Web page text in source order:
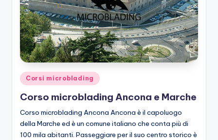
M
ic
r
o
b
le
di
n
g
Posted
in
Corsi microblading
Corso microblading Ancona e Marche
Corso microblading Ancona Ancona è il capoluogo
della Marche ed è un comune italiano che conta più di
100 mila abitanti. Passeggiare per il suo centro storico è